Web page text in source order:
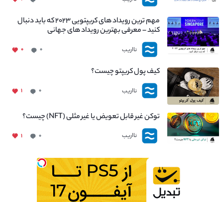
مهم ترین رویداد های کریپتویی ۲۰۲۳ که باید دنبال
کنید – معرفی بهترین رویداد های جهانی
نااریب ۰ ۰
کیف پول کریپتو چیست؟
نااریب ۰ ۱
توکن غیر قابل تعویض یا غیر مثلی (NFT) چیست؟
نااریب ۰ ۱